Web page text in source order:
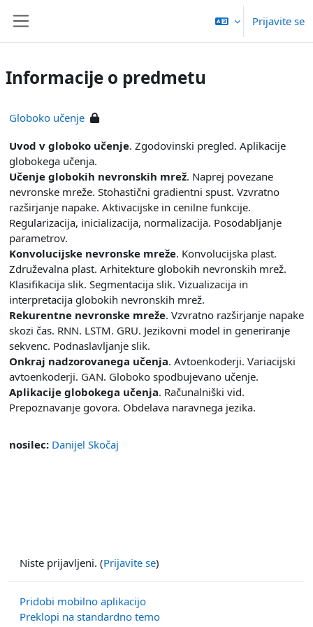
Prijavite se
Informacije o predmetu
Globoko učenje
Uvod v globoko učenje. Zgodovinski pregled. Aplikacije
globokega učenja.
Učenje globokih nevronskih mrež. Naprej povezane
nevronske mreže. Stohastični gradientni spust. Vzvratno
razširjanje napake. Aktivacijske in cenilne funkcije.
Regularizacija, inicializacija, normalizacija. Posodabljanje
parametrov.
Konvolucijske nevronske mreže. Konvolucijska plast.
Združevalna plast. Arhitekture globokih nevronskih mrež.
Klasifikacija slik. Segmentacija slik. Vizualizacija in
interpretacija globokih nevronskih mrež.
Rekurentne nevronske mreže. Vzvratno razširjanje napake
skozi čas. RNN. LSTM. GRU. Jezikovni model in generiranje
sekvenc. Podnaslavljanje slik.
Onkraj nadzorovanega učenja. Avtoenkoderji. Variacijski
avtoenkoderji. GAN. Globoko spodbujevano učenje.
Aplikacije globokega učenja. Računalniški vid.
Prepoznavanje govora. Obdelava naravnega jezika.
nosilec: Danijel Skočaj
Niste prijavljeni. (Prijavite se)
Pridobi mobilno aplikacijo
Preklopi na standardno temo